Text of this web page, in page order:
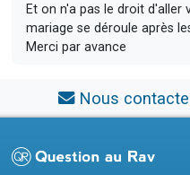
Et on n'a pas le droit d'aller
mariage se déroule après
Merci par avance
Nous